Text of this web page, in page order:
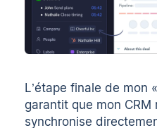
L’étape finale de mon
garantit que mon CRM
synchronise